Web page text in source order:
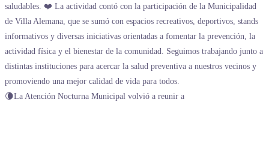
🌘La Atención Nocturna Municipal volvió a reunir a